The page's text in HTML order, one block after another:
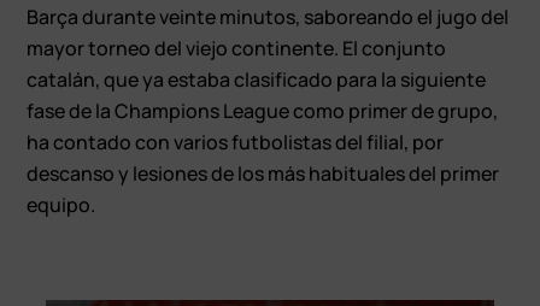
Barça durante veinte minutos, saboreando el jugo del
mayor torneo del viejo continente. El conjunto
catalán, que ya estaba clasificado para la siguiente
fase de la Champions League como primer de grupo,
ha contado con varios futbolistas del filial, por
descanso y lesiones de los más habituales del primer
equipo.